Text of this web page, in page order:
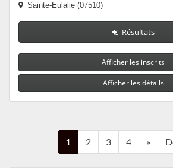
Sainte-Eulalie (07510)
Résultats
Afficher les inscrits
Afficher les détails
1 2 3 4 »